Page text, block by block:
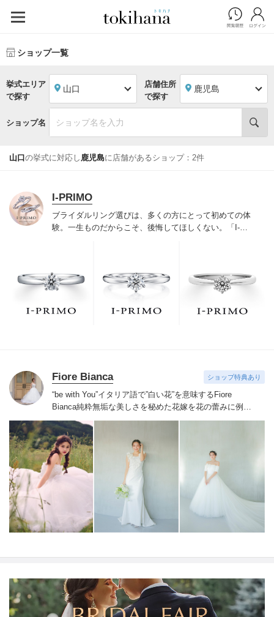
ショップ一覧
挙式エリア
で探す
山口
店舗住所
で探す
鹿児島
ショップ名
山口の挙式に対応し 鹿児島に店舗があるショップ：2件
I-PRIMO
ブライダルリング選びは、多くの方にとって初めての体
験。一生ものだからこそ、後悔してほしくない。「I-
でお待ちしております。リング選びの最初の一歩をご一
緒に。まずは、アイプリモへ。
Fiore Bianca ショップ特典あり
“be with You”イタリア語で”白い花”を意味するFiore
Bianca純粋無垢な美しさを秘めた花嫁を花の蕾みに例え
白い花が咲くまでのストーリーをあなたと共に紡いでい
きます
世界を巡り出会ったデザイナーズブランドや、オ
リジナルドレスはまだ見ぬ新しい自分の姿へと出会わせ
てくれます。
誰かの真似ではなくあなただからできるス
タイルへあなたにしかできないブライズスタイルへ導き
ます。
美しい白い花を咲かせ今よりずっと好きな自分